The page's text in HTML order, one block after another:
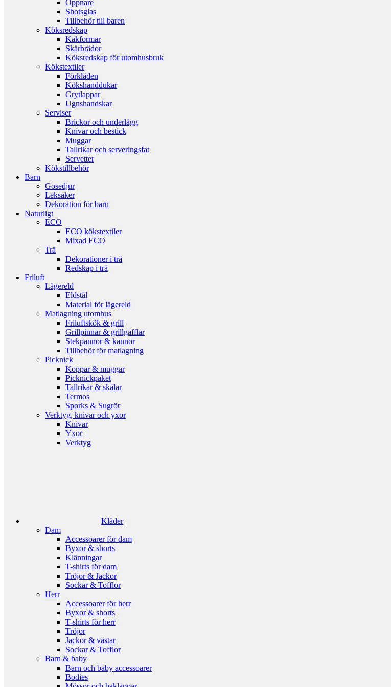
Öppnare
Shotsglas
Tillbehör till baren
Köksredskap
Kakformar
Skärbrädor
Köksredskap för utomhusbruk
Kökstextiler
Förkläden
Kökshanddukar
Grytlappar
Ugnshandskar
Serviser
Brickor och underlägg
Knivar och bestick
Muggar
Tallrikar och serveringsfat
Servetter
Kökstillbehör
Barn
Gosedjur
Leksaker
Dekoration för barn
Naturligt
ECO
ECO kökstextiler
Mixad ECO
Trä
Dekorationer i trä
Redskap i trä
Friluft
Lägereld
Eldstål
Material för lägereld
Matlagning utomhus
Friluftskök & grill
Grillpinnar & grillgafflar
Stekpannor & kannor
Tillbehör för matlagning
Picknick
Koppar & muggar
Picknickpaket
Tallrikar & skålar
Termos
Sporks & Sugrör
Verktyg, knivar och yxor
Knivar
Yxor
Verktyg
Kläder
Dam
Accessoarer för dam
Byxor & shorts
Klänningar
T-shirts för dam
Tröjor & Jackor
Sockar & Tofflor
Herr
Accessoarer för herr
Byxor & shorts
T-shirts för herr
Tröjor
Jackor & västar
Sockar & Tofflor
Barn & baby
Barn och baby accessoarer
Bodies